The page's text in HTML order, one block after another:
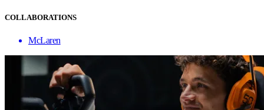
COLLABORATIONS
McLaren